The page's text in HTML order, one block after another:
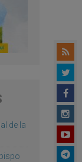
de la